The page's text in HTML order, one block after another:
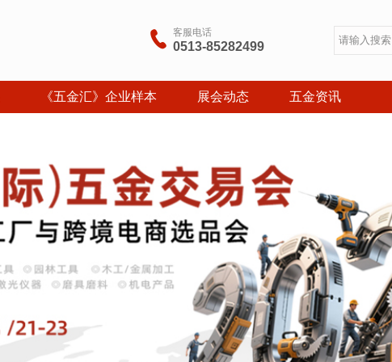
 客服电话
0513-85282499
《五金汇》企业样本 展会动态 五金资讯